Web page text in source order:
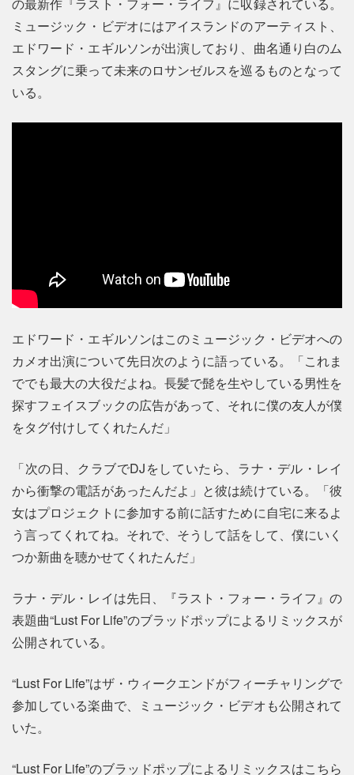
の最新作『ラスト・フォー・ライフ』に収録されている。
ミュージック・ビデオにはアイスランドのアーティスト、
エドワード・エギルソンが出演しており、曲名通り白のム
スタングに乗って未来のロサンゼルスを巡るものとなって
いる。
エドワード・エギルソンはこのミュージック・ビデオへの
カメオ出演について先日次のように語っている。「これま
ででも最大の大役だよね。長髪で髭を生やしている男性を
探すフェイスブックの広告があって、それに僕の友人が僕
をタグ付けしてくれたんだ」
「次の日、クラブでDJをしていたら、ラナ・デル・レイ
から衝撃の電話があったんだよ」と彼は続けている。「彼
女はプロジェクトに参加する前に話すために自宅に来るよ
う言ってくれてね。それで、そうして話をして、僕にいく
つか新曲を聴かせてくれたんだ」
ラナ・デル・レイは先日、『ラスト・フォー・ライフ』の
表題曲“Lust For Life”のブラッドポップによるリミックスが
公開されている。
“Lust For Life”はザ・ウィークエンドがフィーチャリングで
参加している楽曲で、ミュージック・ビデオも公開されて
いた。
“Lust For Life”のブラッドポップによるリミックスはこちら